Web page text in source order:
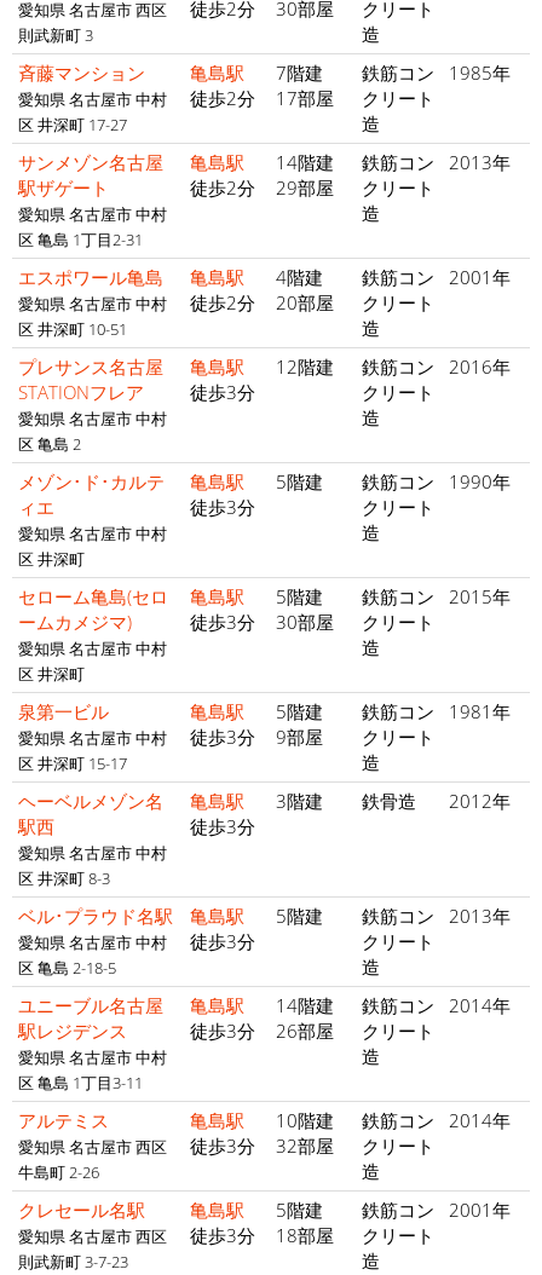
愛知県 名古屋市 西区
則武新町 3
徒歩2分
30部屋
クリート
造
斉藤マンション
愛知県 名古屋市 中村
区 井深町 17-27
亀島駅
徒歩2分
7階建
17部屋
鉄筋コン
クリート
造
1985年
サンメゾン名古屋
駅ザゲート
愛知県 名古屋市 中村
区 亀島 1丁目2-31
亀島駅
徒歩2分
14階建
29部屋
鉄筋コン
クリート
造
2013年
エスポワール亀島
愛知県 名古屋市 中村
区 井深町 10-51
亀島駅
徒歩2分
4階建
20部屋
鉄筋コン
クリート
造
2001年
プレサンス名古屋
STATIONフレア
愛知県 名古屋市 中村
区 亀島 2
亀島駅
徒歩3分
12階建
鉄筋コン
クリート
造
2016年
メゾン･ド･カルテ
ィエ
愛知県 名古屋市 中村
区 井深町
亀島駅
徒歩3分
5階建
鉄筋コン
クリート
造
1990年
セローム亀島(セロ
ームカメジマ)
愛知県 名古屋市 中村
区 井深町
亀島駅
徒歩3分
5階建
30部屋
鉄筋コン
クリート
造
2015年
泉第一ビル
愛知県 名古屋市 中村
区 井深町 15-17
亀島駅
徒歩3分
5階建
9部屋
鉄筋コン
クリート
造
1981年
ヘーベルメゾン名
駅西
愛知県 名古屋市 中村
区 井深町 8-3
亀島駅
徒歩3分
3階建 鉄骨造 2012年
ベル･プラウド名駅
愛知県 名古屋市 中村
区 亀島 2-18-5
亀島駅
徒歩3分
5階建
鉄筋コン
クリート
造
2013年
ユニーブル名古屋
駅レジデンス
愛知県 名古屋市 中村
区 亀島 1丁目3-11
亀島駅
徒歩3分
14階建
26部屋
鉄筋コン
クリート
造
2014年
アルテミス
愛知県 名古屋市 西区
牛島町 2-26
亀島駅
徒歩3分
10階建
32部屋
鉄筋コン
クリート
造
2014年
クレセール名駅
愛知県 名古屋市 西区
則武新町 3-7-23
亀島駅
徒歩3分
5階建
18部屋
鉄筋コン
クリート
造
2001年